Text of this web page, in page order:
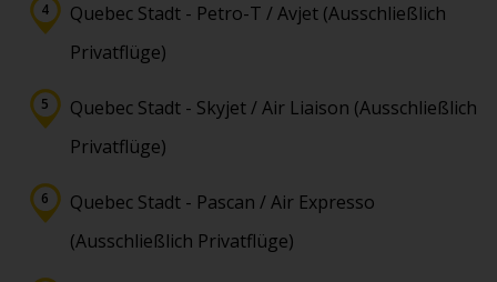
Quebec Stadt - Petro-T / Avjet (Ausschließlich
Privatflüge)
Quebec Stadt - Skyjet / Air Liaison (Ausschließlich
Privatflüge)
Quebec Stadt - Pascan / Air Expresso
(Ausschließlich Privatflüge)